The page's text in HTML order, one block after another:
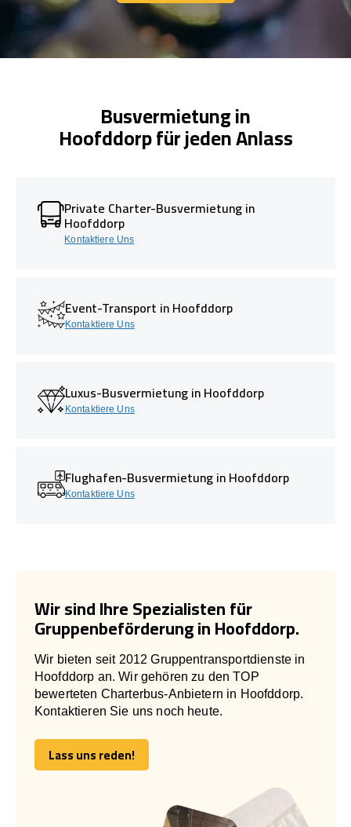
Busvermietung in
Hoofddorp für jeden Anlass
Private Charter-Busvermietung in
Hoofddorp
Kontaktiere Uns
Event-Transport in Hoofddorp
Kontaktiere Uns
Luxus-Busvermietung in Hoofddorp
Kontaktiere Uns
Flughafen-Busvermietung in Hoofddorp
Kontaktiere Uns
Wir sind Ihre Spezialisten für
Gruppenbeförderung in Hoofddorp.
Wir bieten seit 2012 Gruppentransportdienste in
Hoofddorp an. Wir gehören zu den TOP
bewerteten Charterbus-Anbietern in Hoofddorp.
Kontaktieren Sie uns noch heute.
Lass uns reden!
Lass uns reden!